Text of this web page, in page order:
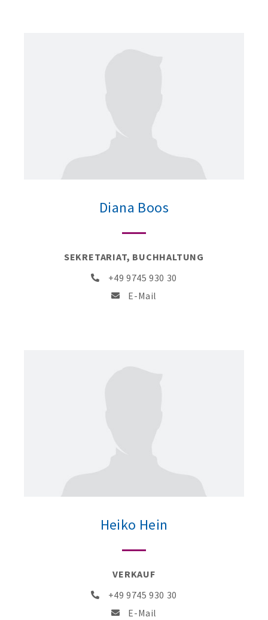
Diana Boos
SEKRETARIAT, BUCHHALTUNG
+49 9745 930 30
E-Mail
Heiko Hein
VERKAUF
+49 9745 930 30
E-Mail